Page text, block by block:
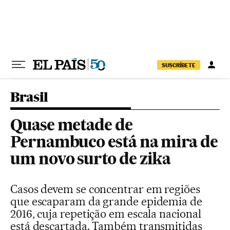
SUSCRÍBETE
Brasil
Quase metade de
Pernambuco está na mira de
um novo surto de zika
Casos devem se concentrar em regiões
que escaparam da grande epidemia de
2016, cuja repetição em escala nacional
está descartada. Também transmitidas